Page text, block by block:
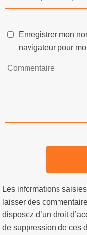
Enregistrer mon
navigateur pour
Les informations
laisser des
disposez d’un droit
de suppression de ces